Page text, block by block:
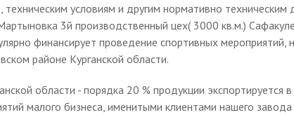
техническим условиям и другим нормативно
3й производственный цех( 3000 кв.м.)
финансирует проведение спортивных
районе Курганской области.
области - порядка 20 % продукции
малого бизнеса, именитыми клиентами нашего